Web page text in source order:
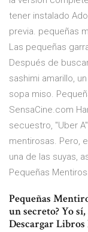
tener instalado
previa. pequeñas
Las pequeñas
Después de
sashimi amarillo,
sopa miso.
SensaCine.com
secuestro, "Uber
mentirosas. Pero,
una de las suyas,
Pequeñas
Pequeñas
un secreto? Yo
Descargar